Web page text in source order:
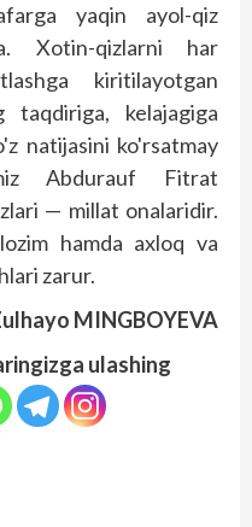
yaqin ayol-qiz
Xotin-qizlarni har
kiritilayotgan
kelajagiga
natijasini ko'rsatmay
Abdurauf Fitrat
— millat onalaridir.
hamda axloq va
zarur.
MINGBOYEVA
ulashing